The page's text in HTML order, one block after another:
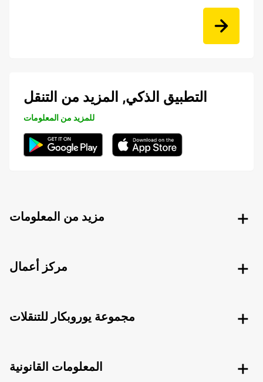
التطبيق الذكي, المزيد من التنقل
للمزيد من المعلومات
مزيد من المعلومات
مركز أعمال
مجموعة يوروبكار للتنقلات
المعلومات القانونية